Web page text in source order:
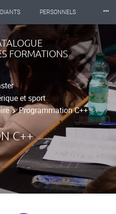
PERSONNELS
BIBLIOTHÈQUES
⸱⸱⸱
FORMATIONS
et sport
Programmation C++
C++